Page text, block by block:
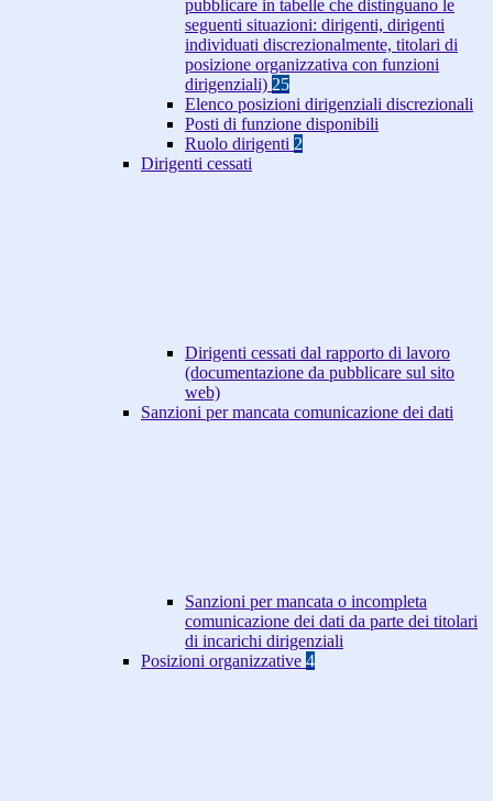
pubblicare in tabelle che distinguano le
seguenti situazioni: dirigenti, dirigenti
individuati discrezionalmente, titolari di
posizione organizzativa con funzioni
dirigenziali) 25
Elenco posizioni dirigenziali discrezionali
Posti di funzione disponibili
Ruolo dirigenti 2
Dirigenti cessati
Dirigenti cessati dal rapporto di lavoro
(documentazione da pubblicare sul sito
web)
Sanzioni per mancata comunicazione dei dati
Sanzioni per mancata o incompleta
comunicazione dei dati da parte dei titolari
di incarichi dirigenziali
Posizioni organizzative 4